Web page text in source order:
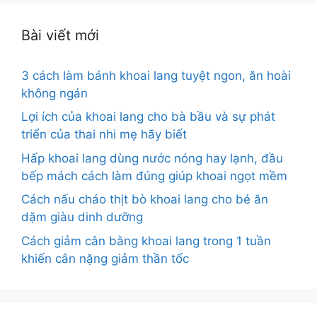
Bài viết mới
3 cách làm bánh khoai lang tuyệt ngon, ăn hoài
không ngán
Lợi ích của khoai lang cho bà bầu và sự phát
triển của thai nhi mẹ hãy biết
Hấp khoai lang dùng nước nóng hay lạnh, đầu
bếp mách cách làm đúng giúp khoai ngọt mềm
Cách nấu cháo thịt bò khoai lang cho bé ăn
dặm giàu dinh dưỡng
Cách giảm cân bằng khoai lang trong 1 tuần
khiến cân nặng giảm thần tốc